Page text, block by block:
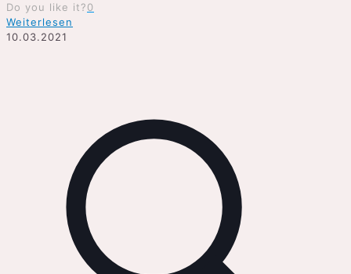
Do you like it?0
Weiterlesen
10.03.2021